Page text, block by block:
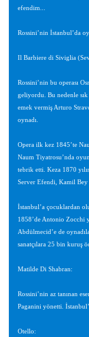
efendim...
Rossini’nin İstanbul’da
Il Barbiere di Siviglia
Rossini’nin bu operası
geliyordu. Bu nedenle
emek vermiş Arturo
oynadı.
Opera ilk kez 1845’te
Naum Tiyatrosu’nda
tebrik etti. Keza 1870
Server Efendi, Kamil Bey
İstanbul’a çocuklardan
1858’de Antonio Zocchi
Abdülmecid’e de
sanatçılara 25 bin kuruş
Matilde Di Shabran:
Rossini’nin az tanınan
Paganini yönetti.
Otello: